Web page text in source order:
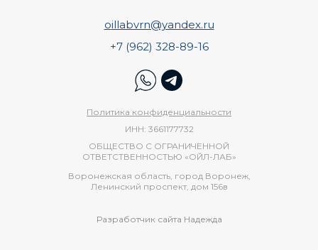
Политика конфиденциальности
oillabvrn@yandex.ru
+7 (962) 328-89-16
ОБЩЕСТВО С ОГРАНИЧЕННОЙ
ОТВЕТСТВЕННОСТЬЮ «ОЙЛ-ЛАБ»
ИНН: 3661177732
Воронежская область, город Воронеж,
Ленинский проспект, дом 156в
Разработчик сайта Надежда